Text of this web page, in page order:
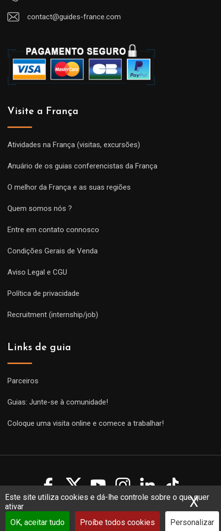
Este site utiliza cookies e dá-lhe controle sobre o que quer
ativar
OK, aceitar tudo
Proíbe todos cookies Personalizar
X
contact@guides-france.com
Visite a França
Atividades na França (visitas, excursões)
Anuário de os guias conferencistas da França
O melhor da França e as suas regiões
Quem somos nós ?
Entre em contato connosco
Condições Gerais de Venda
Aviso Legal e CGU
Política de privacidade
Recruitment (internship/job)
Links de guia
Parceiros
Guias: Junte-se à comunidade!
Coloque uma visita online e comece a trabalhar!
Copyright Guides 2021. Tous droits réservés.
Développement
web sur mesurepar iSoluce